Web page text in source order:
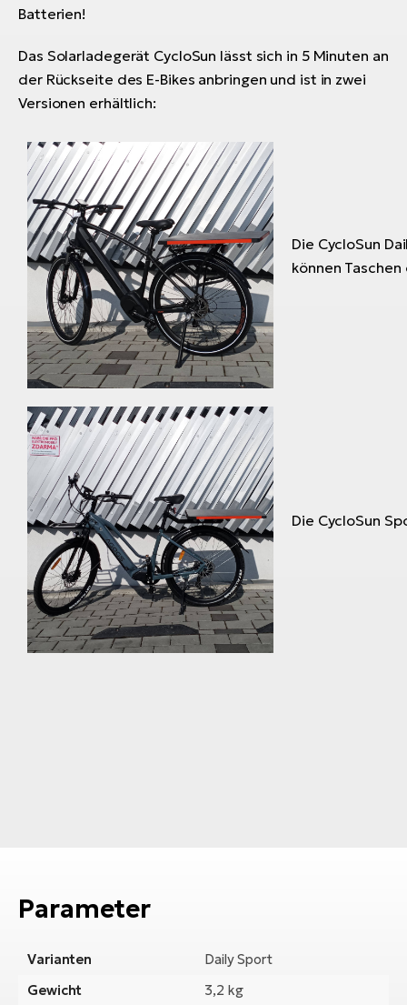
Batterien!
Das Solarladegerät CycloSun lässt sich in 5 Minuten an
der Rückseite des E-Bikes anbringen und ist in zwei
Versionen erhältlich:
Die CycloSun
können
Die CycloSun
Parameter
Varianten
Daily Sport
Gewicht
3,2 kg